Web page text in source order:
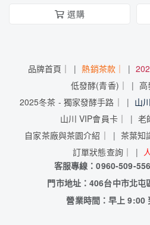
選購
品牌首頁｜ 熱銷茶款｜
低發酵(青香)｜
高
2025冬茶 - 獨家發酵手路｜
山
山川 VIP會員卡｜
老
自家茶廠與茶園介紹｜
茶葉知
訂單狀態查詢｜
客服專線：0960-509-
門市地址：406台中市北屯
營業時間：早上 9:00